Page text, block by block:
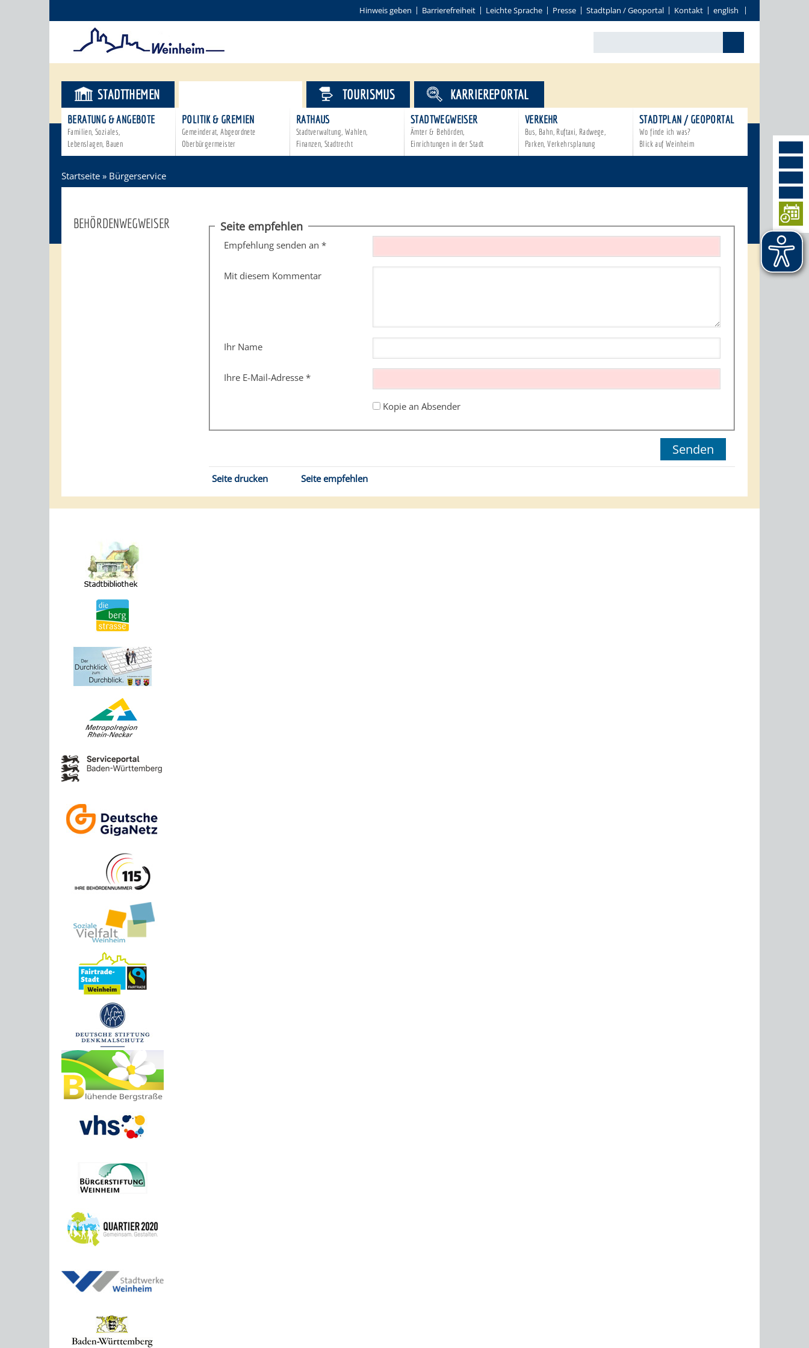
Hinweis geben Barrierefreiheit Leichte Sprache Presse Stadtplan / Geoportal Kontakt english
STADTTHEMEN
BERATUNG & ANGEBOTE
Familien, Soziales,
Lebenslagen, Bauen
POLITIK & GREMIEN
Gemeinderat, Abgeordnete
Oberbürgermeister
RATHAUS
Stadtverwaltung, Wahlen,
Finanzen, Stadtrecht
STADTWEGWEISER
Ämter & Behörden,
Einrichtungen in der Stadt
VERKEHR
Bus, Bahn, Ruftaxi, Radwege,
Parken, Verkehrsplanung
STADTPLAN / GEOPORTAL
Wo finde ich was?
Blick auf Weinheim
TOURISMUS KARRIEREPORTAL
Startseite » Bürgerservice
BEHÖRDENWEGWEISER Seite empfehlen
Empfehlung senden an *
Mit diesem Kommentar
Ihr Name
Ihre E-Mail-Adresse*
Kopie an Absender
Seite drucken Seite empfehlen